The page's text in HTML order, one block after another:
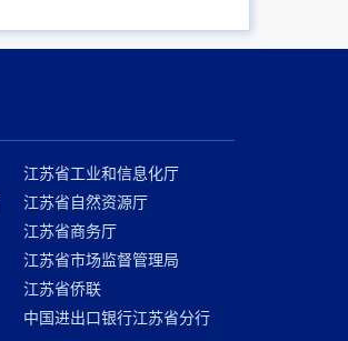
江苏省工业和信息化厅
江苏省自然资源厅
江苏省商务厅
江苏省市场监督管理局
江苏省侨联
中国进出口银行江苏省分行